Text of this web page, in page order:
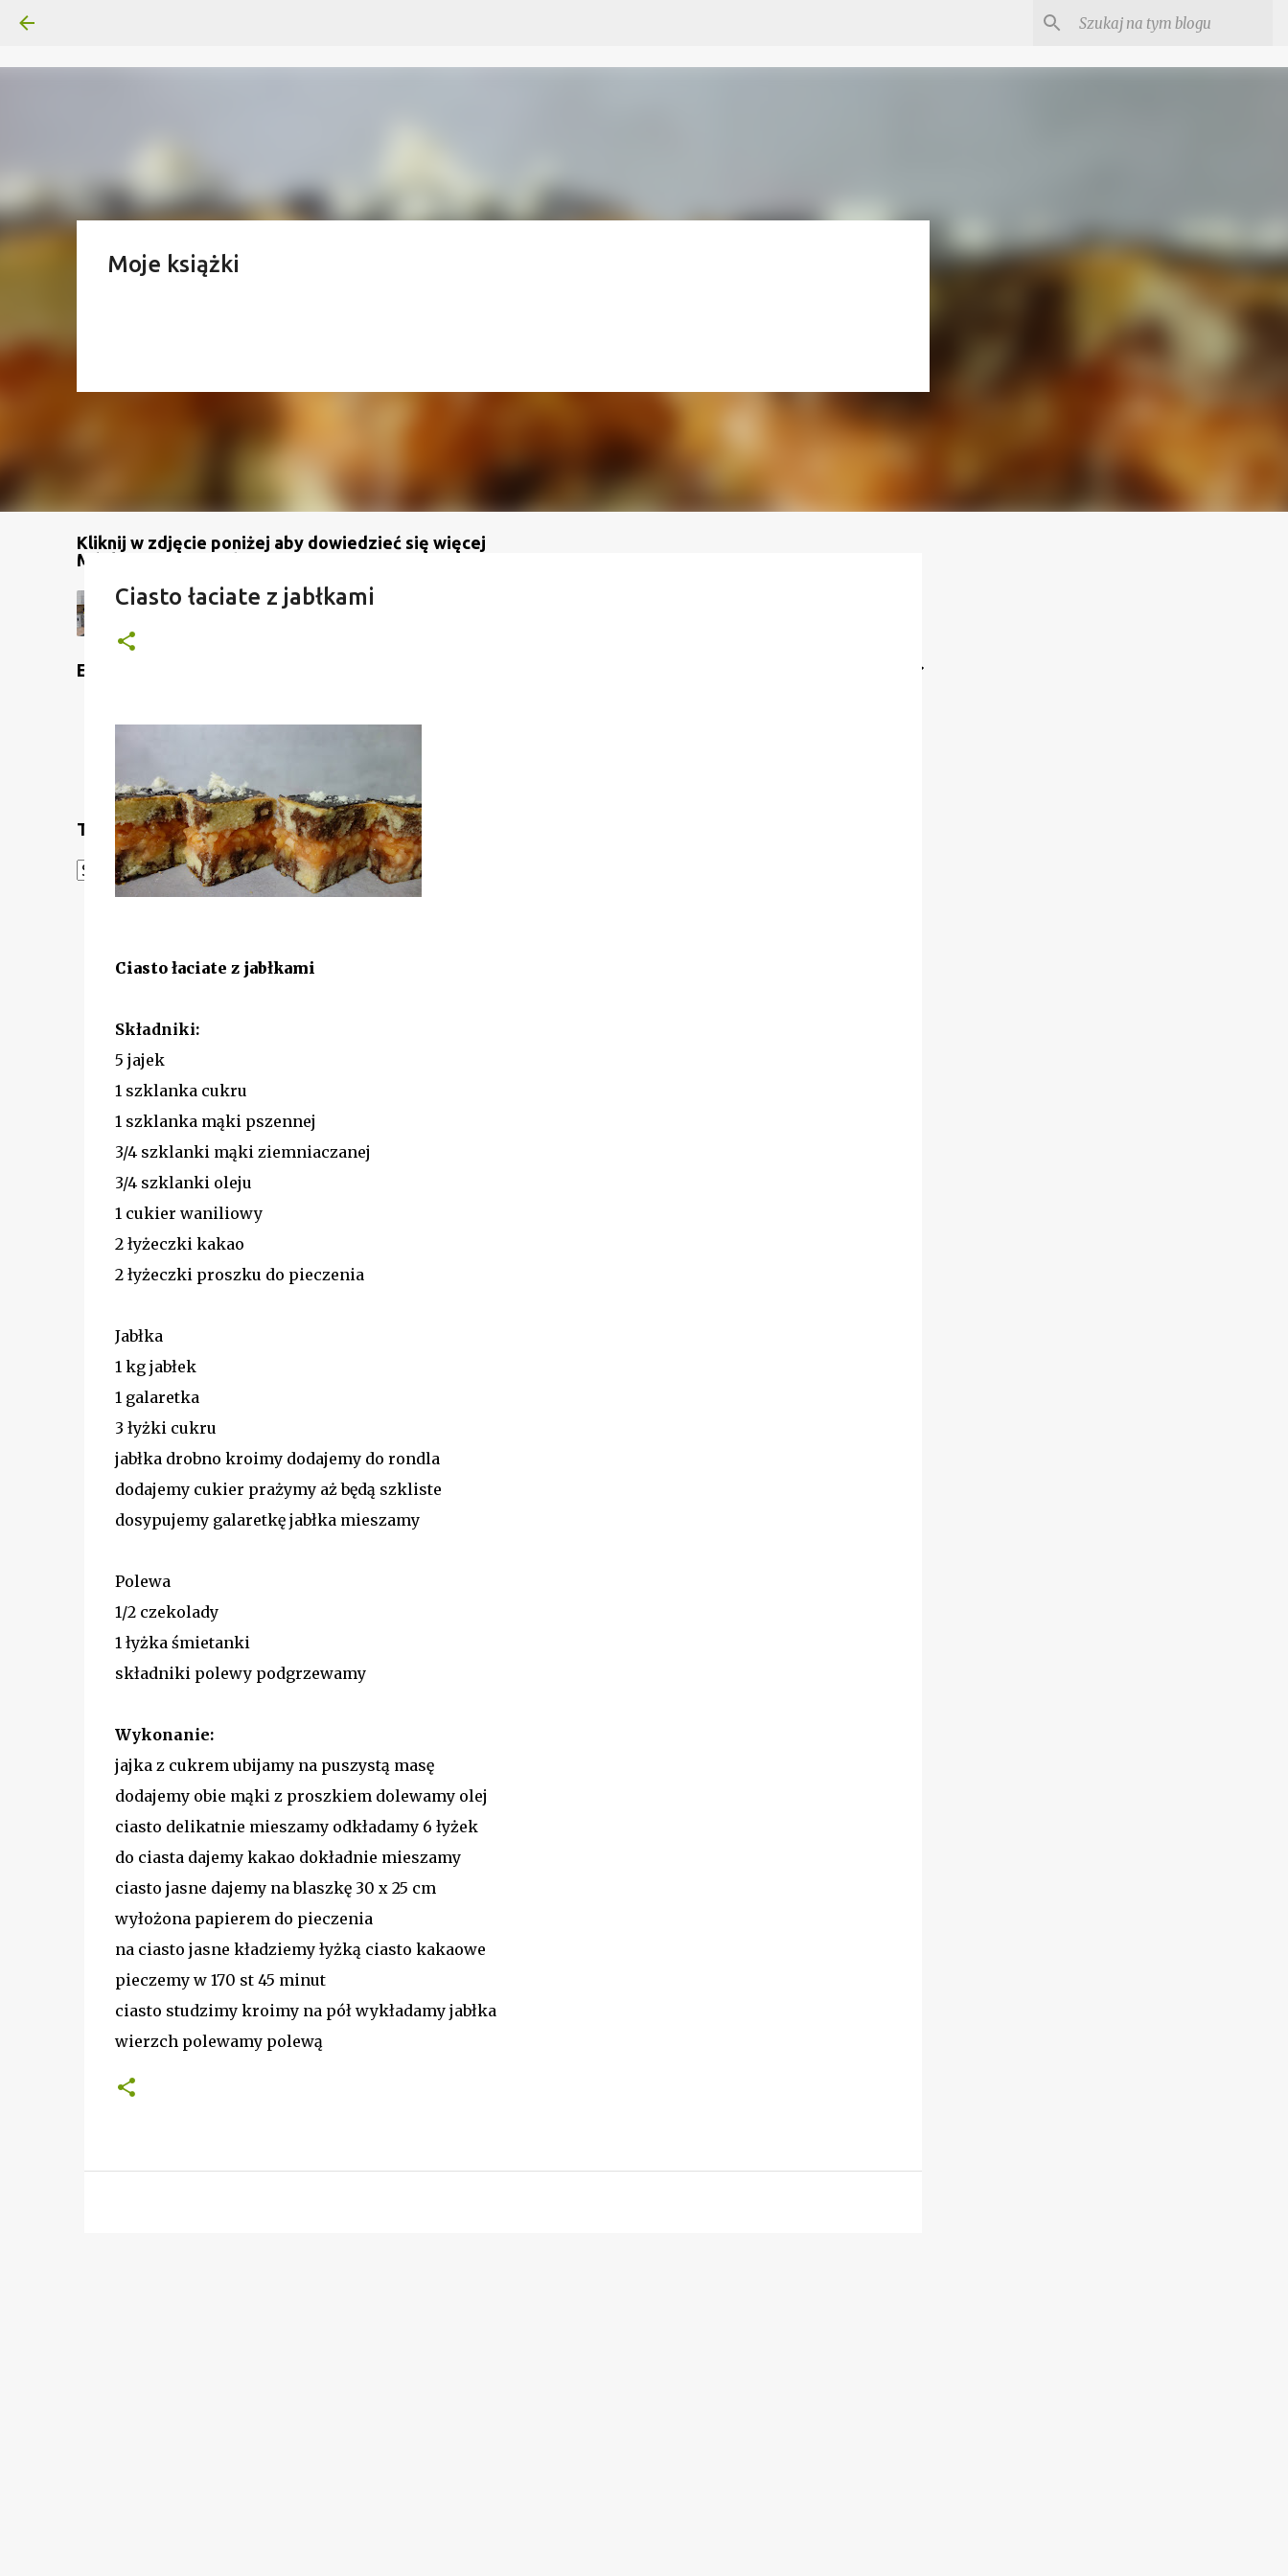
Kliknij w zdjęcie poniżej aby dowiedzieć się więcej
Moje książki
Mój kanał na YouTube
Etykiety
Translate
Powered by Translate
Ciasto łaciate z jabłkami
Ciasto łaciate z jabłkami
Składniki:
5 jajek
1 szklanka cukru
1 szklanka mąki pszennej
3/4 szklanki mąki ziemniaczanej
3/4 szklanki oleju
1 cukier waniliowy
2 łyżeczki kakao
2 łyżeczki proszku do pieczenia
Jabłka
1 kg jabłek
1 galaretka
3 łyżki cukru
jabłka drobno kroimy dodajemy do rondla
dodajemy cukier prażymy aż będą szkliste
dosypujemy galaretkę jabłka mieszamy
Polewa
1/2 czekolady
1 łyżka śmietanki
składniki polewy podgrzewamy
Wykonanie:
jajka z cukrem ubijamy na puszystą masę
dodajemy obie mąki z proszkiem dolewamy olej
ciasto delikatnie mieszamy odkładamy 6 łyżek
do ciasta dajemy kakao dokładnie mieszamy
ciasto jasne dajemy na blaszkę 30 x 25 cm
wyłożona papierem do pieczenia
na ciasto jasne kładziemy łyżką ciasto kakaowe
pieczemy w 170 st 45 minut
ciasto studzimy kroimy na pół wykładamy jabłka
wierzch polewamy polewą